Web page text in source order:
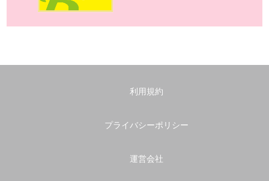
利用規約
プライバシーポリシー
運営会社